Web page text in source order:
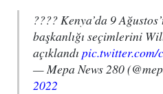
???? Kenya’da 9
başkanlığı seçimlerini
açıklandı pic.twitter.com/
— Mepa News 280
2022